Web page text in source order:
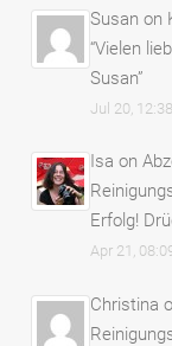
Susan on
“Vielen
Susan”
Jul 20, 12:38
Isa on
Erfolg!
Apr 21,
Christina